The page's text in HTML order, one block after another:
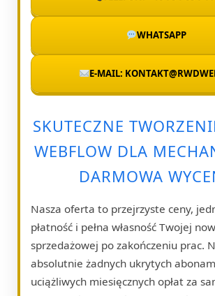
WHATSAPP
E-MAIL:
SKUTECZNE
WEBFLOW DLA
DARMOWA
Nasza oferta to przejrzyste ceny,
płatność i pełna własność Twojej
sprzedażowej po zakończeniu prac.
absolutnie żadnych ukrytych
uciążliwych miesięcznych opłat za